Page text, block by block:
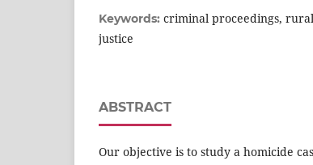
Keywords: criminal proceedings,
justice
ABSTRACT
Our objective is to study a homicide